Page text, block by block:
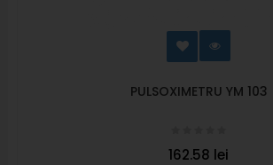
PULSOXIMETRU YM 103
162.58 lei